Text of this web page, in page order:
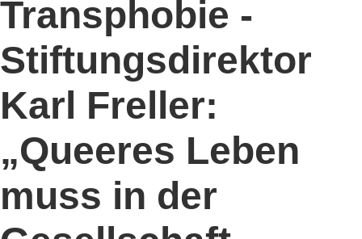
Transphobie -
Stiftungsdirektor
Karl Freller:
„Queeres Leben
muss in der